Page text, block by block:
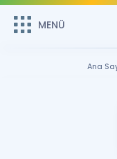
MENÜ
Remzi Hoca ile seni
MENÜ
Ana